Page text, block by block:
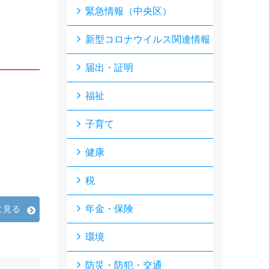
見る
緊急情報（中央区）
新型コロナウイルス関連情報
届出・証明
福祉
子育て
健康
税
年金・保険
環境
防災・防犯・交通